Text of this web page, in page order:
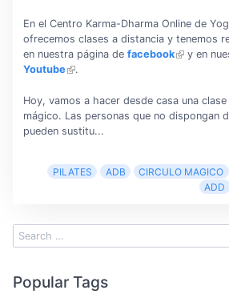
En el Centro Karma-Dharma Online de
ofrecemos clases a distancia y tenemos
en nuestra página de facebook
y en
Youtube
.
Hoy, vamos a hacer desde casa una
mágico. Las personas que no dispongan
pueden sustitu...
PILATES ADB CIRCULO MAGICO
ADD
Popular Tags